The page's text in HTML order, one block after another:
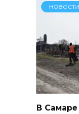
НОВОСТИ
В